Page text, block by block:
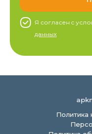
Я согласен c
данных
Политика